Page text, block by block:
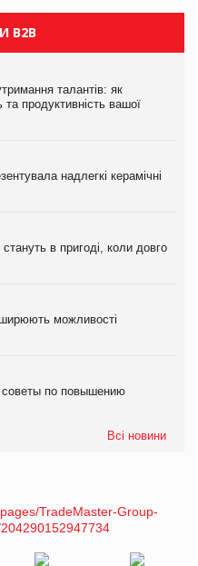
B2B
талантів: як
продуктивність вашої
надлегкі керамічні
в пригоді, коли довго
можливості
по повышению
Всі новини